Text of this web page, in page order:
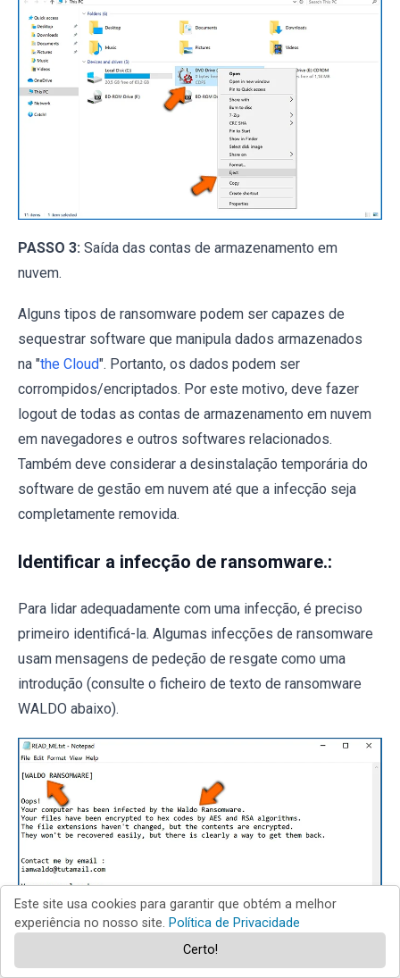
PASSO 3: Saída das contas de armazenamento em
nuvem.
Alguns tipos de ransomware podem ser capazes de
sequestrar software que manipula dados armazenados
na "the Cloud". Portanto, os dados podem ser
corrompidos/encriptados. Por este motivo, deve fazer
logout de todas as contas de armazenamento em nuvem
em navegadores e outros softwares relacionados.
Também deve considerar a desinstalação temporária do
software de gestão em nuvem até que a infecção seja
completamente removida.
Identificar a infecção de ransomware.:
Para lidar adequadamente com uma infecção, é preciso
primeiro identificá-la. Algumas infecções de ransomware
usam mensagens de pedeção de resgate como uma
introdução (consulte o ficheiro de texto de ransomware
WALDO abaixo).
Este site usa cookies para garantir que obtém a melhor
experiência no nosso site. Política de Privacidade
Certo!